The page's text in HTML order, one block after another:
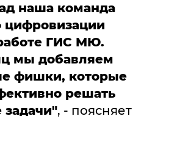
наша команда
цифровизации
ГИС МЮ.
мы добавляем
фишки, которые
решать
, - поясняет